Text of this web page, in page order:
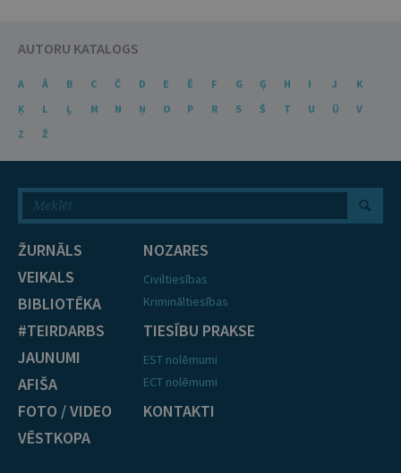
AUTORU KATALOGS
A Ā B C Č D E Ē F G Ģ H I J
K
Ķ
L Ļ M N Ņ O P R S Š T U Ū
V
Z
Ž
ŽURNĀLS
VEIKALS
BIBLIOTĒKA
#TEIRDARBS
JAUNUMI
AFIŠA
FOTO / VIDEO
VĒSTKOPA
NOZARES
Civiltiesības
Krimināltiesības
TIESĪBU PRAKSE
EST nolēmumi
ECT nolēmumi
KONTAKTI